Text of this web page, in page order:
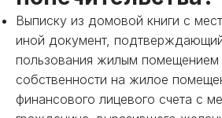
Выписку из домовой книги с
иной документ,
пользования жилым помещением
собственности на жилое
финансового лицевого счета с